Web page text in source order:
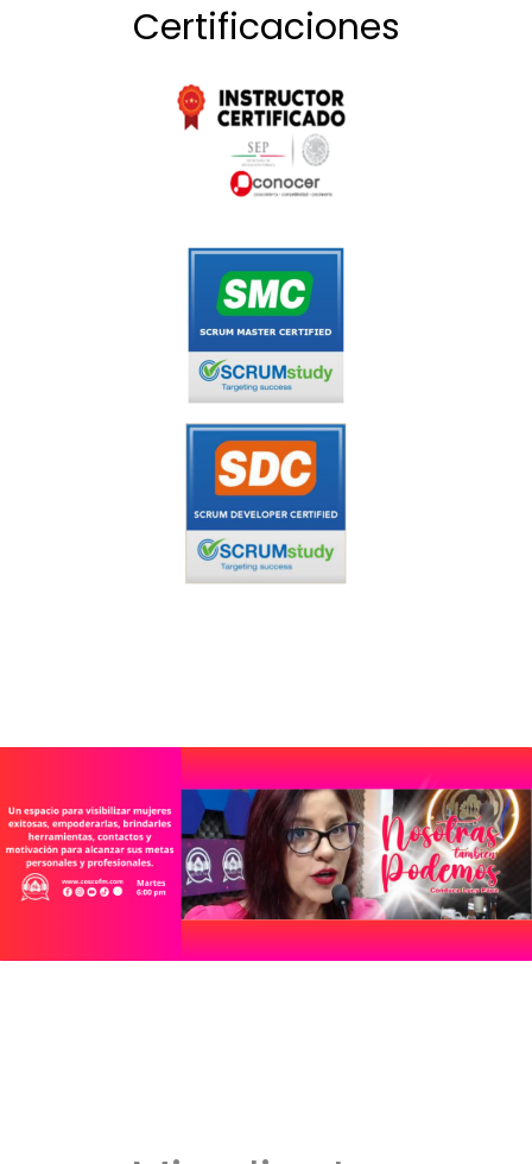
Certificaciones